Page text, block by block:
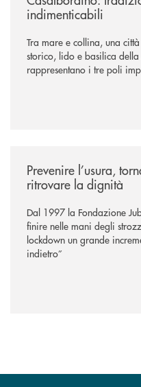
indimenticabili
Tra mare e collina, una
storico, lido e basilica
rappresentano i tre poli
Prevenire l’usura,
ritrovare la dignità
Dal 1997 la Fondazione
finire nelle mani degli
lockdown un grande
indietro”